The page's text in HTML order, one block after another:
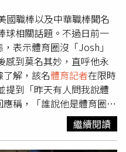
年代開發的「dispenser
使用者只要把醬包對折，
擠出。
國職棒以及中華職棒聞名
球相關話題。不過日前一
表示體育圈沒「Josh」
感到莫名其妙，直呼他永
解，該名體育記者在限時
提到「昨天有人問我說體
稱，「誰說他是體育圈？
間接否認了台南Josh在
議。台南Josh得知此事
繼續閱讀